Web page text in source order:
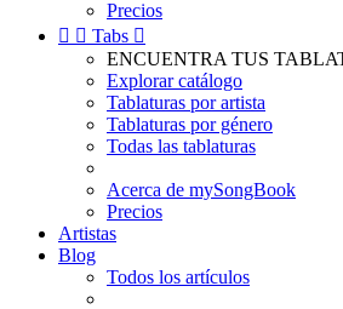
Precios
  Tabs 
ENCUENTRA TUS
Explorar catálogo
Tablaturas por artista
Tablaturas por género
Todas las tablaturas
Acerca de mySongBook
Precios
Artistas
Blog
Todos los artículos